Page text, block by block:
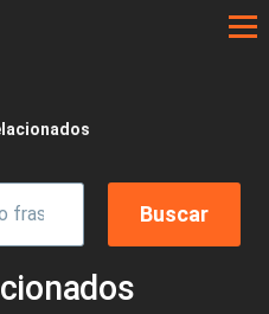
de ayuda a la